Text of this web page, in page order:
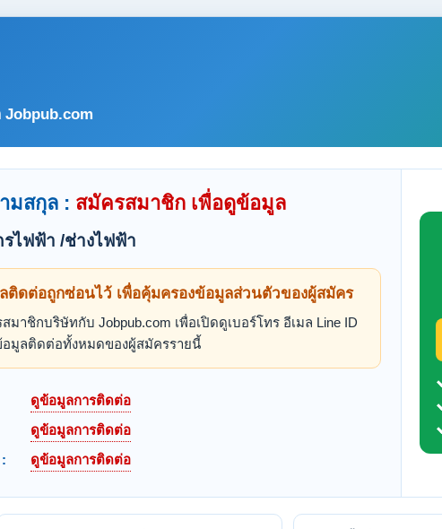
Jobpub.com
มสกุล : สมัครสมาชิก เพื่อดูข้อมูล
รไฟฟ้า /ช่างไฟฟ้า
ติดต่อถูกซ่อนไว้ เพื่อคุ้มครองข้อมูลส่วนตัวของผู้สมัคร
มาชิกบริษัทกับ Jobpub.com เพื่อเปิดดูเบอร์โทร อีเมล Line ID
อมูลติดต่อทั้งหมดของผู้สมัครรายนี้
ดูข้อมูลการติดต่อ
ดูข้อมูลการติดต่อ
ดูข้อมูลการติดต่อ